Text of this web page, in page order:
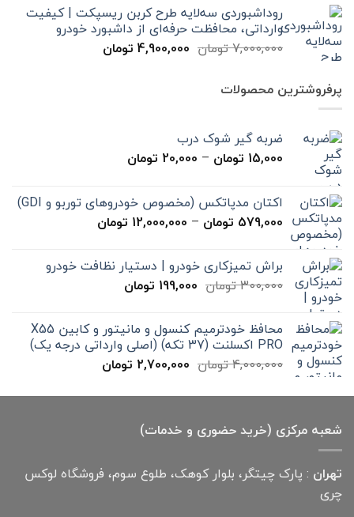
7,000,000 تومان
بود.
4,900,000 تومان
است.
روداشبوردی سه‌لایه طرح کربن ریسپکت | کیفیت
وارداتی، محافظت حرفه‌ای از داشبورد خودرو
7,000,000تومان قیمت
4,900,000 تومانقیمت
پرفروشترین محصولات
ضربه گیر شوک درب
15,000 تومان –
20,000 تومان
تا
20,000 تومان
اکتان مدپاتکس (مخصوص خودروهای توربو و GDI)
579,000 تومان –
12,000,000 تومان
تا
براش تمیزکاری خودرو | دستیار نظافت خودرو
300,000تومان قیمت
بود.
199,000 تومانقیمت
199,000 تومان
است. محافظ خودترمیم کنسول و مانیتور و کابین X55
PRO اکسلنت (37 تکه) (اصلی وارداتی درجه یک)
4,000,000تومان قیمت
4,000,000 تومان
2,700,000 تومانقیمت
2,700,000 تومان
شعبه مرکزی (خرید حضوری و خدمات)
تهران : پارک چیتگر، بلوار کوهک، طلوع سوم، فروشگاه لوکس
چری